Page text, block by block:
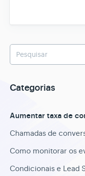
Categorias
Aumentar taxa de
Chamadas de
Como monitorar os
Condicionais e Lead